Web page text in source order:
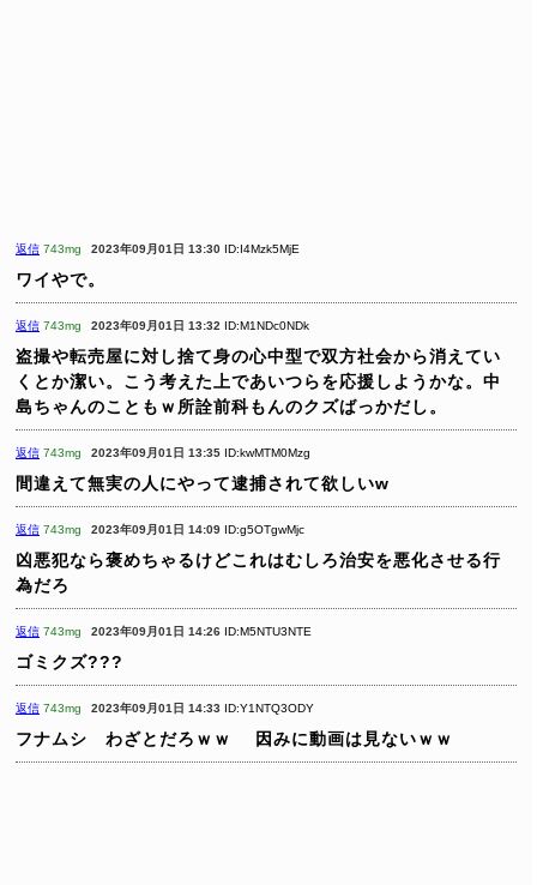
返信 743mg 2023年09月01日 13:30 ID:I4Mzk5MjE
ワイやで。
返信 743mg 2023年09月01日 13:32 ID:M1NDc0NDk
盗撮や転売屋に対し捨て身の心中型で双方社会から消えてい
くとか潔い。こう考えた上であいつらを応援しようかな。中
島ちゃんのこともｗ所詮前科もんのクズばっかだし。
返信 743mg 2023年09月01日 13:35 ID:kwMTM0Mzg
間違えて無実の人にやって逮捕されて欲しいw
返信 743mg 2023年09月01日 14:09 ID:g5OTgwMjc
凶悪犯なら褒めちゃるけどこれはむしろ治安を悪化させる行
為だろ
返信 743mg 2023年09月01日 14:26 ID:M5NTU3NTE
ゴミクズ???
返信 743mg 2023年09月01日 14:33 ID:Y1NTQ3ODY
フナムシ わざとだろｗｗ 因みに動画は見ないｗｗ